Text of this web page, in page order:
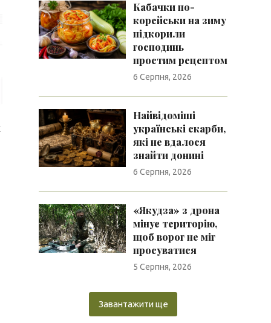
Кабачки по-
корейськи на зиму
підкорили
господинь
простим рецептом
6 Серпня, 2026
Найвідоміші
українські скарби,
які не вдалося
знайти донині
6 Серпня, 2026
«Якудза» з дрона
мінує територію,
щоб ворог не міг
просуватися
5 Серпня, 2026
Завантажити ще